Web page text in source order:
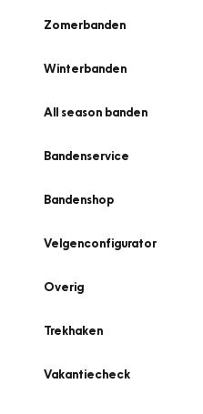
Zomerbanden
Winterbanden
All season banden
Bandenservice
Bandenshop
Velgenconfigurator
Overig
Trekhaken
Vakantiecheck